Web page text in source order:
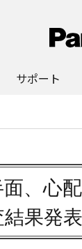
サポート
、心
果発表